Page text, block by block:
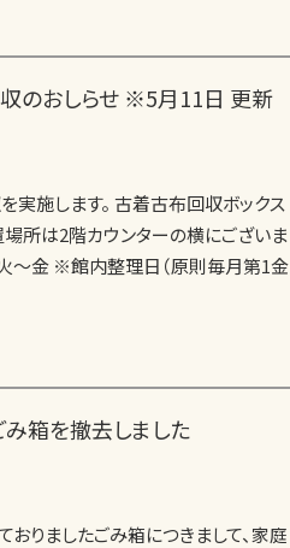
のおしらせ ※5月11日 更新
実施します。 古着古布回収ボックス
所は2階カウンターの横にございま
～金 ※館内整理日（原則毎月第1金
箱を撤去しました
りましたごみ箱につきまして、家庭